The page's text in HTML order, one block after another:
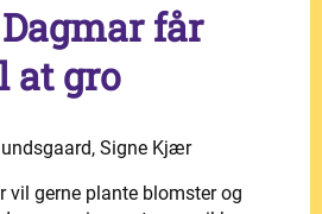
får
at gro
Signe Kjær
vil gerne plante blomster og